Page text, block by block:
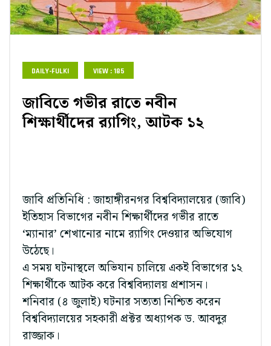
DAILY-FULKI VIEW : 185
জাবিতে গভীর রাতে নবীন
শিক্ষার্থীদের র‌্যাগিং, আটক ১২
জাবি প্রতিনিধি : জাহাঙ্গীরনগর বিশ্ববিদ্যালয়ের (জাবি)
ইতিহাস বিভাগের নবীন শিক্ষার্থীদের গভীর রাতে
‘ম্যানার’ শেখানোর নামে র‌্যাগিং দেওয়ার অভিযোগ
উঠেছে।
এ সময় ঘটনাস্থলে অভিযান চালিয়ে একই বিভাগের ১২
শিক্ষার্থীকে আটক করে বিশ্ববিদ্যালয় প্রশাসন।
শনিবার (৪ জুলাই) ঘটনার সত্যতা নিশ্চিত করেন
বিশ্ববিদ্যালয়ের সহকারী প্রক্টর অধ্যাপক ড. আবদুর
রাজ্জাক।